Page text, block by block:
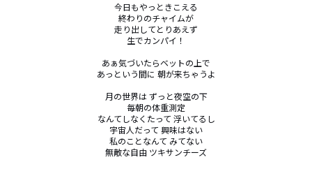
今日もやっときこえる
終わりのチャイムが
走り出してとりあえず
生でカンパイ！
あぁ気づいたらベットの上で
あっという間に 朝が来ちゃうよ
月の世界は ずっと夜空の下
毎朝の体重測定
なんてしなくたって 浮いてるし
宇宙人だって 興味はない
私のことなんて みてない
無敵な自由 ツキサンチーズ